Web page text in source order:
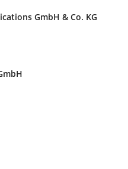
GmbH & Co. KG